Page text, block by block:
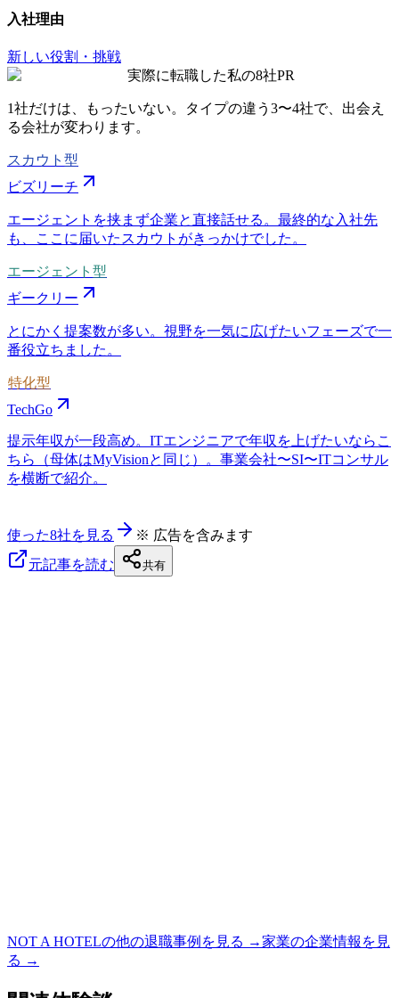
入社理由
新しい役割・挑戦
実際に転職した私の8社PR
1社だけは、もったいない。タイプの違う 3〜4社で、出会え
る会社が変わります。
スカウト型
ビズリーチ
エージェントを挟まず企業と直接話せる。最終的な入社先
も、ここに届いたスカウトがきっかけでした。
エージェント型
ギークリー
とにかく提案数が多い。視野を一気に広げたいフェーズで一
番役立ちました。
特化型
TechGo
提示年収が一段高め。ITエンジニアで年収を上げたいならこ
ちら（母体はMyVisionと同じ）。事業会社〜SI〜ITコンサル
を横断で紹介。
使った8社を見る
※ 広告を含みます
元記事を読む
共有
NOT A HOTELの他の退職事例を見る →家業の企業情報を見
る →